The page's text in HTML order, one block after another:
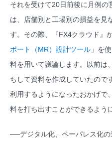
それを受けて20日前後に月例
は、店舗別と工場別の損益を見
す。その際、『FX4クラウド』
ポート（MR）設計ツール 」を
料を用いて議論します。以前は
ちして資料を作成していたので
利用するようになったおかげで
料を打ち出すことができるよう
──デジタル化、ペーパレス化